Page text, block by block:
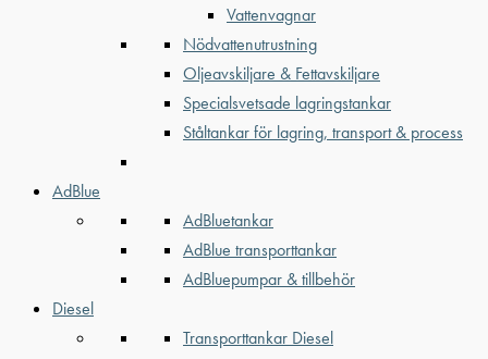
Vattenvagnar
Nödvattenutrustning
Oljeavskiljare & Fettavskiljare
Specialsvetsade lagringstankar
Ståltankar för lagring, transport & process
AdBlue
AdBluetankar
AdBlue transporttankar
AdBluepumpar & tillbehör
Diesel
Transporttankar Diesel